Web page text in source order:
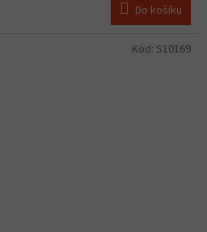
Do košíku
Kód: S10169